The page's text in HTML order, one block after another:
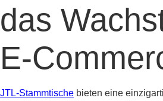
das
E-
JTL-Stammtische bieten eine